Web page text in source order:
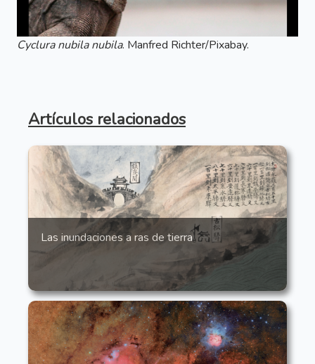
Cyclura nubila nubila. Manfred Richter/Pixabay.
Artículos relacionados
Las inundaciones a ras de tierra